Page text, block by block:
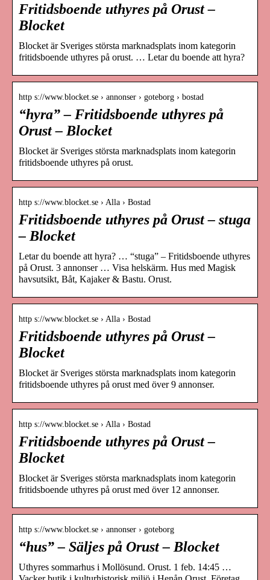
Fritidsboende uthyres på Orust –
Blocket
Blocket är Sveriges största marknadsplats inom kategorin
fritidsboende uthyres på orust. … Letar du boende att hyra?
http s://www.blocket.se › annonser › goteborg › bostad
“hyra” – Fritidsboende uthyres på
Orust – Blocket
Blocket är Sveriges största marknadsplats inom kategorin
fritidsboende uthyres på orust.
http s://www.blocket.se › Alla › Bostad
Fritidsboende uthyres på Orust – stuga
– Blocket
Letar du boende att hyra? … “stuga” – Fritidsboende uthyres
på Orust. 3 annonser … Visa helskärm. Hus med Magisk
havsutsikt, Båt, Kajaker & Bastu. Orust.
http s://www.blocket.se › Alla › Bostad
Fritidsboende uthyres på Orust –
Blocket
Blocket är Sveriges största marknadsplats inom kategorin
fritidsboende uthyres på orust med över 9 annonser.
http s://www.blocket.se › Alla › Bostad
Fritidsboende uthyres på Orust –
Blocket
Blocket är Sveriges största marknadsplats inom kategorin
fritidsboende uthyres på orust med över 12 annonser.
http s://www.blocket.se › annonser › goteborg
“hus” – Säljes på Orust – Blocket
Uthyres sommarhus i Mollösund. Orust. 1 feb. 14:45 …